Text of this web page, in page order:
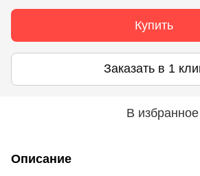
Купить
Заказать в 1
В избранное
Описание